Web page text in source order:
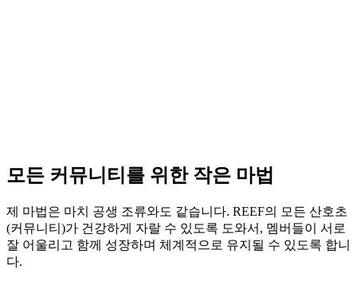
모든 커뮤니티를 위한 작은 마법
제 마법은 마치 공생 조류와도 같습니다. REEF의 모든 산호초
(커뮤니티)가 건강하게 자랄 수 있도록 도와서, 멤버들이 서로
잘 어울리고 함께 성장하며 체계적으로 유지될 수 있도록 합니
다.